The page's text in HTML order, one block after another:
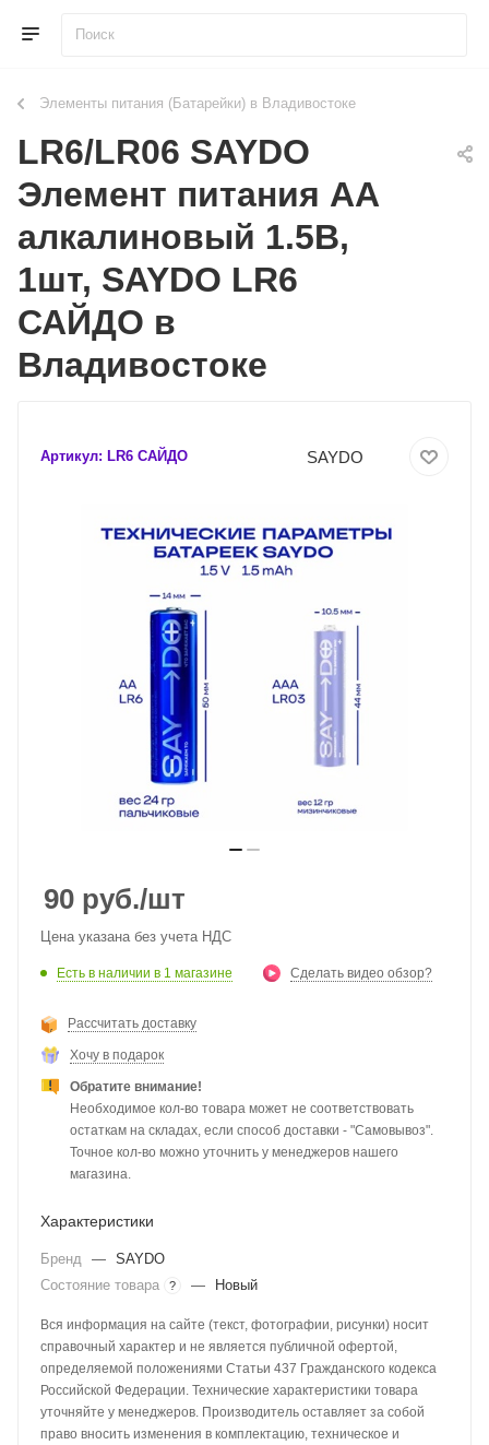
Элементы питания (Батарейки) в Владивостоке
LR6/LR06 SAYDO
Элемент питания AA
алкалиновый 1.5В,
1шт, SAYDO LR6
САЙДО в
Владивостоке
Артикул: LR6 САЙДО SAYDO
90 руб./шт
Цена указана без учета НДС
Есть в наличии в 1 магазине Сделать видео обзор?
Рассчитать доставку
Хочу в подарок
Обратите внимание!
Необходимое кол-во товара может не соответствовать
остаткам на складах, если способ доставки - "Самовывоз".
Точное кол-во можно уточнить у менеджеров нашего
магазина.
Характеристики
Бренд — SAYDO
Состояние товара
? — Новый
Вся информация на сайте (текст, фотографии, рисунки) носит
справочный характер и не является публичной офертой,
определяемой положениями Статьи 437 Гражданского кодекса
Российской Федерации. Технические характеристики товара
уточняйте у менеджеров. Производитель оставляет за собой
право вносить изменения в комплектацию, техническое и